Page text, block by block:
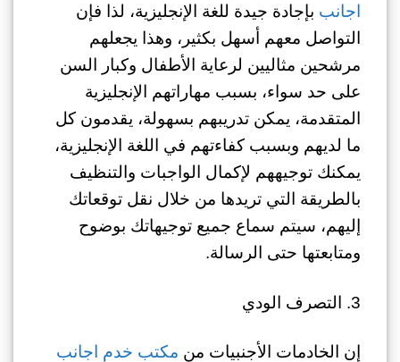
اجانب بإجادة جيدة للغة الإنجليزية، لذا فإن
التواصل معهم أسهل بكثير، وهذا يجعلهم
مرشحين مثاليين لرعاية الأطفال وكبار السن
على حد سواء، بسبب مهاراتهم الإنجليزية
المتقدمة، يمكن تدريبهم بسهولة، يقدمون كل
ما لديهم وبسبب كفاءتهم في اللغة الإنجليزية،
يمكنك توجيههم لإكمال الواجبات والتنظيف
بالطريقة التي تريدها من خلال نقل توقعاتك
إليهم، سيتم سماع جميع توجيهاتك بوضوح
ومتابعتها حتى الرسالة.
3. التصرف الودي
إن الخادمات الأجنبيات من مكتب خدم اجانب